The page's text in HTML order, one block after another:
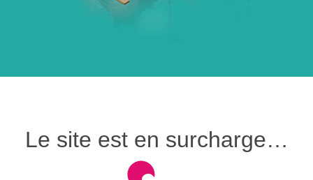
Le site est en surcharge…